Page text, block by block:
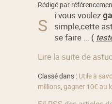
Rédigé par
S i vous voulez
simple,cette
se faire ... (
Lire la suite de
Classé dans : Utile à
millions, gagner 10€ au